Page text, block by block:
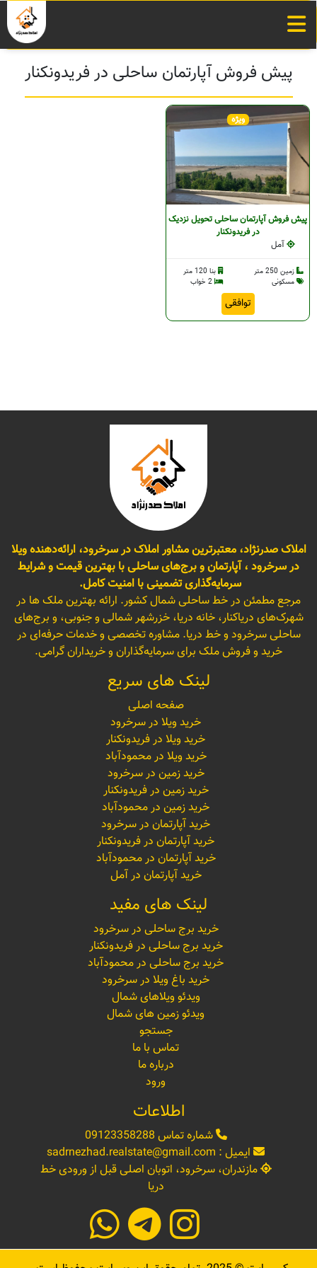
پیش فروش آپارتمان ساحلی در فریدونکنار
ویژه
پیش فروش آپارتمان ساحلی تحویل نزدیک
در فریدونکنار
آمل
زمین 250 متر
بنا 120 متر
مسکونی
توافقی
املاک صدرنژاد، معتبرترین مشاور املاک در سرخرود، ارائه‌دهنده ویلا
در سرخرود ، آپارتمان و برج‌های ساحلی با بهترین قیمت و شرایط
سرمایه‌گذاری تضمینی با امنیت کامل.
مرجع مطمئن در خط ساحلی شمال کشور. ارائه بهترین ملک ها در
شهرک‌های دریاکنار، خانه دریا، خزرشهر شمالی و جنوبی، و برج‌های
ساحلی سرخرود و خط دریا. مشاوره تخصصی و خدمات حرفه‌ای در
خرید و فروش ملک برای سرمایه‌گذاران و خریداران گرامی.
لینک های سریع
صفحه اصلی
خرید ویلا در سرخرود
خرید ویلا در فریدونکنار
خرید ویلا در محمودآباد
خرید زمین در سرخرود
خرید زمین در فریدونکنار
خرید زمین در محمودآباد
خرید آپارتمان در سرخرود
خرید آپارتمان در فریدونکنار
خرید آپارتمان در محمودآباد
خرید آپارتمان در آمل
لینک های مفید
خرید برج ساحلی در سرخرود
خرید برج ساحلی در فریدونکنار
خرید برج ساحلی در محمودآباد
خرید باغ ویلا در سرخرود
ویدئو ویلاهای شمال
ویدئو زمین های شمال
جستجو
تماس با ما
درباره ما
ورود
اطلاعات
شماره تماس 09123358288
ایمیل : sadrnezhad.realstate@gmail.com
مازندران، سرخرود، اتوبان اصلی قبل از ورودی خط
دریا